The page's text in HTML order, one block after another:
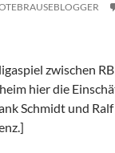
zwischen
hier die
Schmidt und